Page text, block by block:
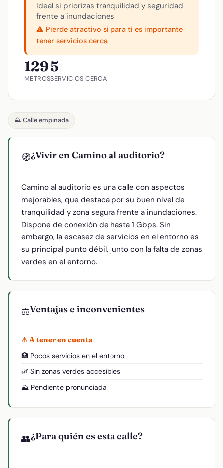
Ideal si priorizas tranquilidad y seguridad
frente a inundaciones
⚠️ Pierde atractivo si para ti es importante
tener servicios cerca
129
METROS
5
SERVICIOS CERCA
⛰️ Calle empinada
🧭¿Vivir en Camino al auditorio?
Camino al auditorio es una calle con aspectos
mejorables, que destaca por su buen nivel de
tranquilidad y zona segura frente a inundaciones.
Dispone de conexión de hasta 1 Gbps. Sin
embargo, la escasez de servicios en el entorno es
su principal punto débil, junto con la falta de zonas
verdes en el entorno.
⚖️Ventajas e inconvenientes
⚠ A tener en cuenta
🏥 Pocos servicios en el entorno
🌿 Sin zonas verdes accesibles
⛰️ Pendiente pronunciada
👥¿Para quién es esta calle?